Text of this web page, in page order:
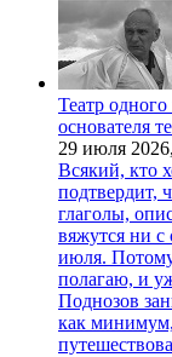
Театр
основателя
29 июля 2026,
Всякий, кто
подтвердит,
глаголы,
вяжутся ни
июля.
полагаю, и
Поднозов
как